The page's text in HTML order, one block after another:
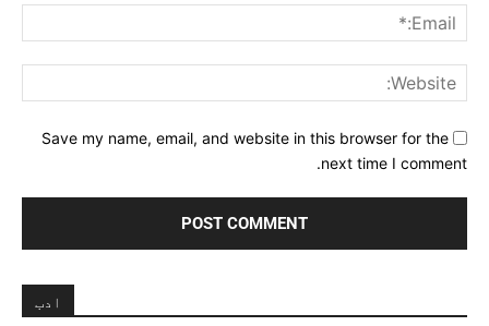
Save my name, email, and website in this browser for the
next time I comment.
ادب